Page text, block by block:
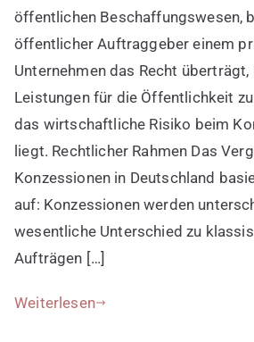
Konzessionen
öffentlichen Beschaffungswesen,
öffentlicher Auftraggeber einem
Unternehmen das Recht
Leistungen für die Öffentlichkeit
das wirtschaftliche Risiko beim
liegt. Rechtlicher Rahmen Das
Konzessionen in Deutschland
auf: Konzessionen werden
wesentliche Unterschied zu
Aufträgen […]
Weiterlesen